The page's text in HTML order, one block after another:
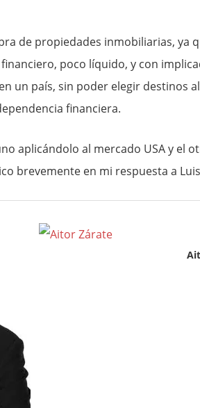
de propiedades inmobiliarias, ya
poco líquido, y con
un país, sin poder elegir destinos
financiera.
aplicándolo al mercado USA y el
brevemente en mi respuesta a